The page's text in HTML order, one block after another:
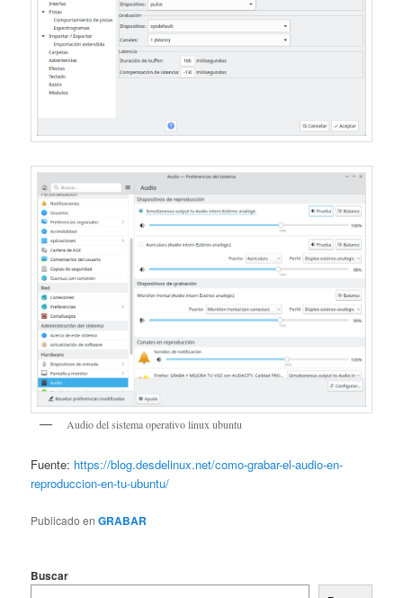
Audio del sistema operativo linux ubuntu
Fuente: https://blog.desdelinux.net/como-grabar-el-audio-en-
reproduccion-en-tu-ubuntu/
Publicado en GRABAR
Buscar